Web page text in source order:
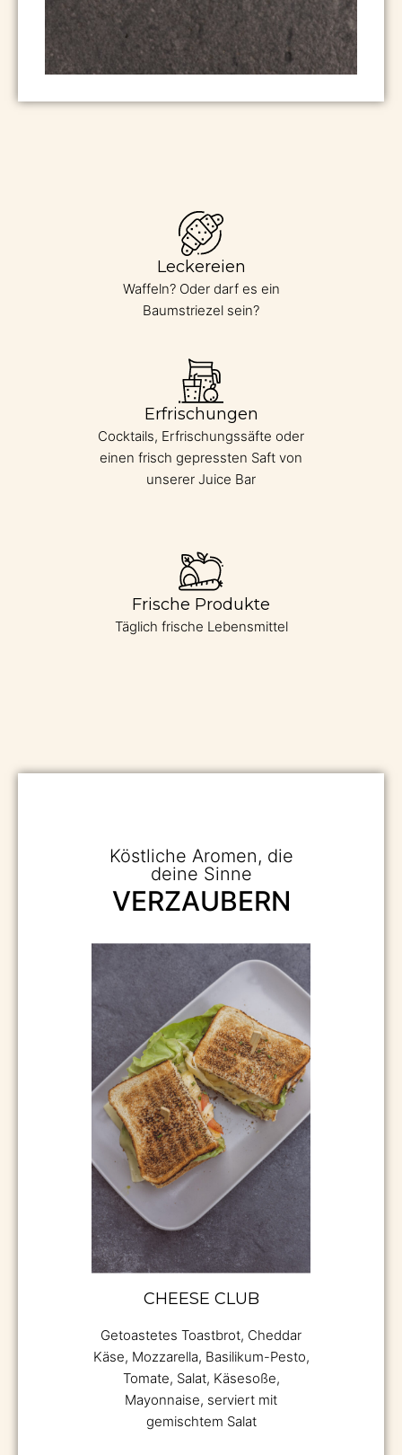
Leckereien
Waffeln? Oder darf es ein
Erfrischungen
Cocktails, Erfrischungssäfte oder
einen frisch gepressten Saft von
unserer Juice Bar
Frische Produkte
Täglich frische Lebensmittel
VERZAUBERN
CHEESE CLUB
Getoastetes Toastbrot, Cheddar
Tomate, Salat, Käsesoße,
Mayonnaise, serviert mit
gemischtem Salat